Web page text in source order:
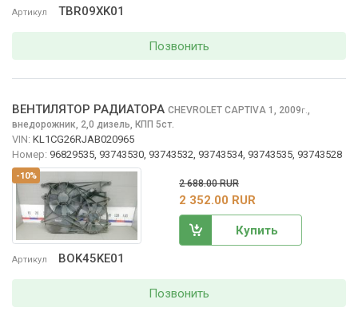
Артикул TBR09XK01
Позвонить
-10%
Артикул BOK45KE01
ВЕНТИЛЯТОР РАДИАТОРА CHEVROLET CAPTIVA 1, 2009г.,
внедорожник, 2,0 дизель, КПП 5ст.
VIN: KL1CG26RJAB020965
Номер: 96829535, 93743530, 93743532, 93743534, 93743535, 93743528
2 688.00 RUR
2 352.00 RUR
Купить
Позвонить